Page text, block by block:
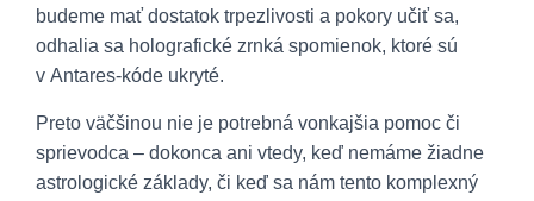
budeme mať dostatok trpezlivosti a pokory učiť sa,
odhalia sa holografické zrnká spomienok, ktoré sú
v Antares-kóde ukryté.
Preto väčšinou nie je potrebná vonkajšia pomoc či
sprievodca – dokonca ani vtedy, keď nemáme žiadne
astrologické základy, či keď sa nám tento komplexný